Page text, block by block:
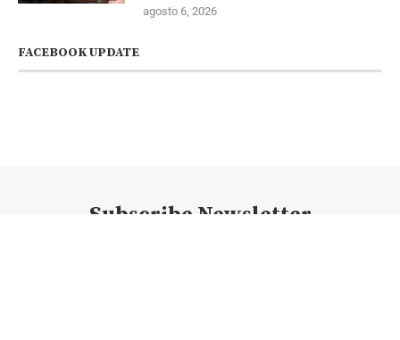
agosto 6, 2026
FACEBOOK UPDATE
Subscribe Newsletter